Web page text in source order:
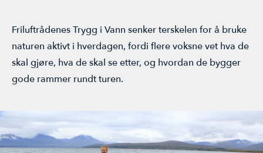
ÅRSMØTE
Friluftrådenes Trygg i Vann senker terskelen for å bruke
naturen aktivt i hverdagen, fordi flere voksne vet hva de
skal gjøre, hva de skal se etter, og hvordan de bygger
gode rammer rundt turen.